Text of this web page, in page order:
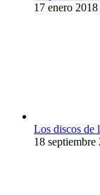
17 enero 2018
Los discos de
18 septiembre